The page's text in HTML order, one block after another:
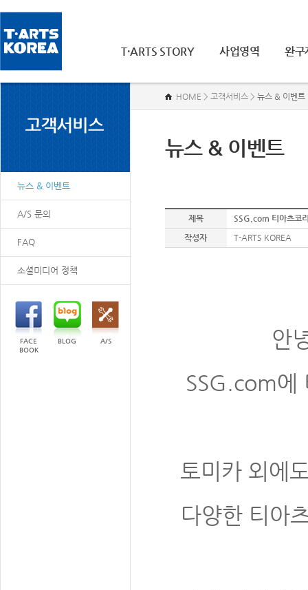
T·ARTS STORY 사업영역 완구
뉴스 & 이벤트
A/S 문의
FAQ
소셜미디어 정책
FACE
BOOK
BLOG A/S
뉴스 & 이벤트
HOME > 고객서비스 > 뉴스 & 이벤트
제목
SSG.com 티아츠코
작성자
T-ARTS KOREA
안
SSG.com에
토미카 외에
다양한 티아